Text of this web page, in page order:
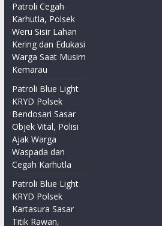
Patroli Cegah
Karhutla, Polsek
Weru Sisir Lahan
Kering dan Edukasi
Warga Saat Musim
Kemarau
Patroli Blue Light
KRYD Polsek
Bendosari Sasar
Objek Vital, Polisi
Ajak Warga
Waspada dan
Cegah Karhutla
Patroli Blue Light
KRYD Polsek
Kartasura Sasar
Titik Rawan,